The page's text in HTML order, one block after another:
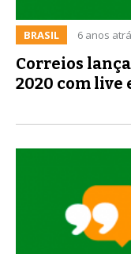
BRASIL 6 anos
Correios
2020 com live